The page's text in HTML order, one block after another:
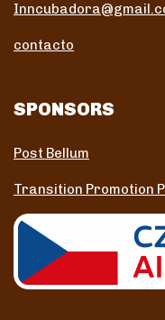
contacto
SPONSORS
Post Bellum
Transition Promotion